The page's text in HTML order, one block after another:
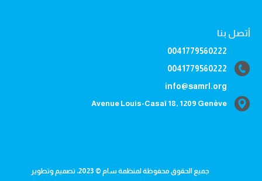
أتصل بنا
0041779560222
0041779560222
info@samrl.org
Avenue Louis-Casaï 18, 1209 Genève
جميع الحقوق محفوظة لمنظمة سام © 2023، تصميم وتطوير